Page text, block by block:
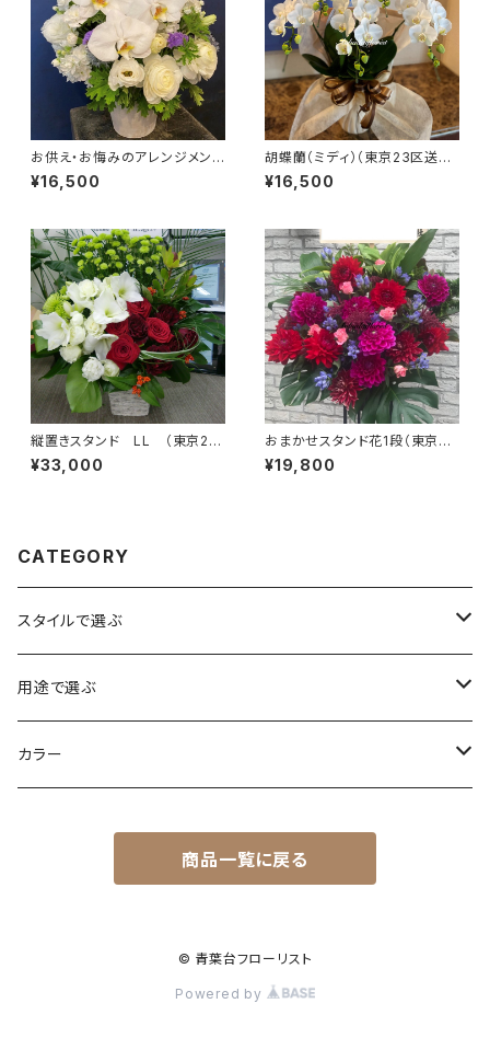
お供え・お悔みのアレンジメン
ト #7105
¥16,500
胡蝶蘭（ミディ）（東京23区送料
無料）＃4105
¥16,500
縦置きスタンド LL （東京23
区送料無料）＃3204
¥33,000
おまかせスタンド花1段（東京23
区送料無料） #3102
¥19,800
CATEGORY
スタイルで選ぶ
花束
アレンジ
用途で選ぶ
誕生日
カラー
商品一覧に戻る
© 青葉台フローリスト
Powered by